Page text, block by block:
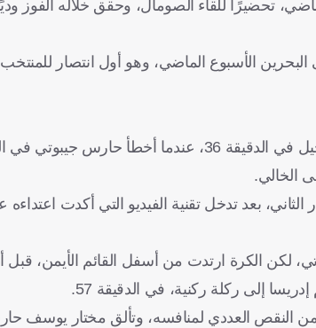
قدم المنتخب البحريني أداءً قويًا في الشوط الأول، وتمكن من التسجيل في
الخالي.
بعد تدخل تقنية الفيديو التي أكدت
إلى ركلة ركنية، في الدقيقة 57.
من النقص العددي لمنافسه، وتألق مختار يوسف